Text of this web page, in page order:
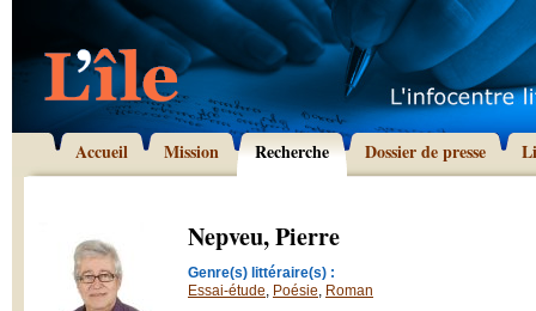
Accueil Mission Recherche Dossier de presse
Nepveu, Pierre
Genre(s) littéraire(s) :
Essai-étude, Poésie, Roman